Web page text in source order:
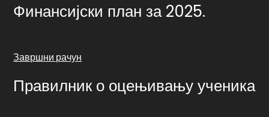
Финансијски план за 2025.
Завршни рачун
Правилник о оцењивању ученика